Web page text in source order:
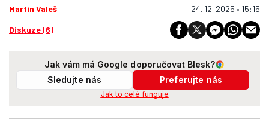
Martin Valeš 24. 12. 2025 • 15:15
Diskuze (6)
Jak vám má Google doporučovat Blesk?
Sledujte nás
Preferujte nás
Jak to celé funguje